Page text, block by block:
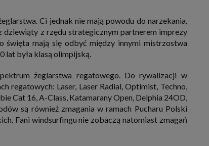
Ci jednak nie mają powodu do narzekania.
dziewiąty z rzędu strategicznym partnerem imprezy
święta mają się odbyć między innymi mistrzostwa
była klasą olimpijską.
żeglarstwa regatowego. Do rywalizacji w
regatowych: Laser, Laser Radial, Optimist, Techno,
Cat 16, A-Class, Katamarany Open, Delphia 24OD,
są również zmagania w ramach Pucharu Polski
Fani windsurfingu nie zobaczą natomiast zmagań